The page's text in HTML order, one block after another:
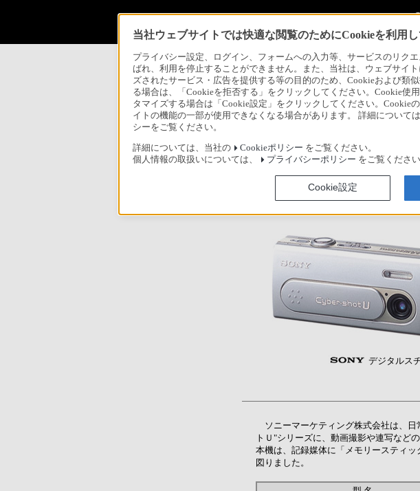
<報道資料>
より薄型になって、
"サ
デジタルス
ソニーマーケティング株式会社は、
トＵ"シリーズに、動画撮影や連写など
本機は、記録媒体に「メモリースティ
図りました。
当社ウェブサイトでは快適な閲覧のためにCookieを利用し
プライバシー設定、ログイン、フォームへの入力等、サービスのリク
ばれ、利用を停止することができません。また、当社は、ウェブサイ
ズされたサービス・広告を提供する等の目的のため、Cookieおよび類
る場合は、「Cookieを拒否する」をクリックしてください。Cookie使
タマイズする場合は「Cookie設定」をクリックしてください。Cookie
イトの機能の一部が使用できなくなる場合があります。 詳細について
シーをご覧ください。
詳細については、当社の Cookieポリシー をご覧ください。
個人情報の取扱いについては、
プライバシーポリシー をご覧ください
Cookie設定